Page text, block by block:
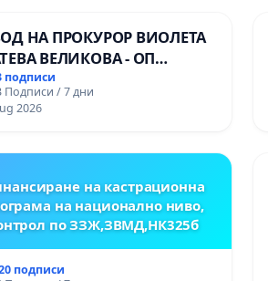
НА ПРОКУРОР ВИОЛЕТА
ВЕЛИКОВА - ОП
подписи
Подписи / 7 дни
2026
на кастрационна
на национално ниво,
по ЗЗЖ,ЗВМД,НК325б
подписи